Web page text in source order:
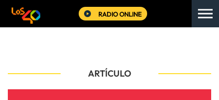
RADIO ONLINE
ARTÍCULO